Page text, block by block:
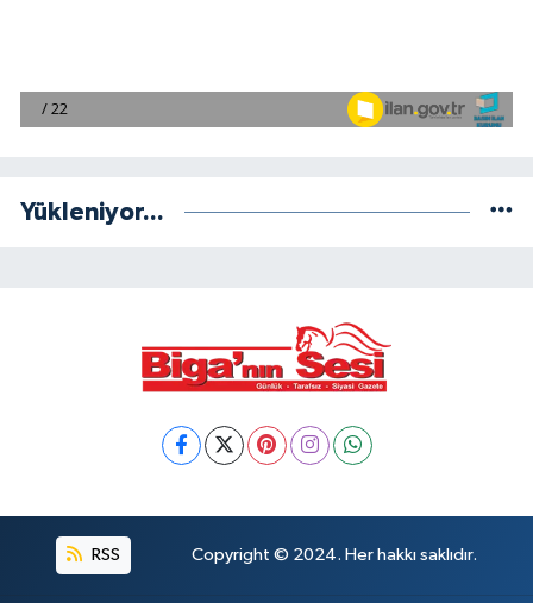
Yükleniyor...
RSS Copyright © 2024. Her hakkı saklıdır.